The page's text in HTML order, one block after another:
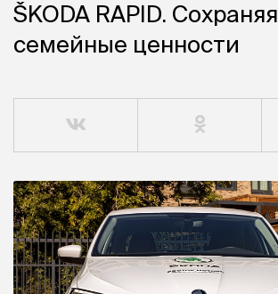
ŠKODA RAPID. Сохраняя
семейные ценности